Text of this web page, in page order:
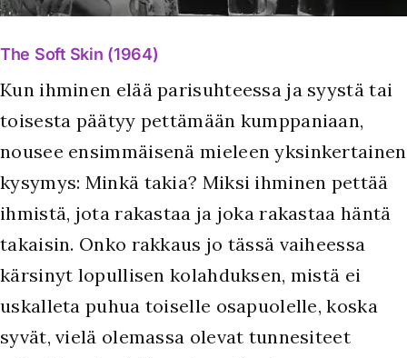
The Soft Skin (1964)
Kun ihminen elää parisuhteessa ja syystä tai
toisesta päätyy pettämään kumppaniaan,
nousee ensimmäisenä mieleen yksinkertainen
kysymys: Minkä takia? Miksi ihminen pettää
ihmistä, jota rakastaa ja joka rakastaa häntä
takaisin. Onko rakkaus jo tässä vaiheessa
kärsinyt lopullisen kolahduksen, mistä ei
uskalleta puhua toiselle osapuolelle, koska
syvät, vielä olemassa olevat tunnesiteet